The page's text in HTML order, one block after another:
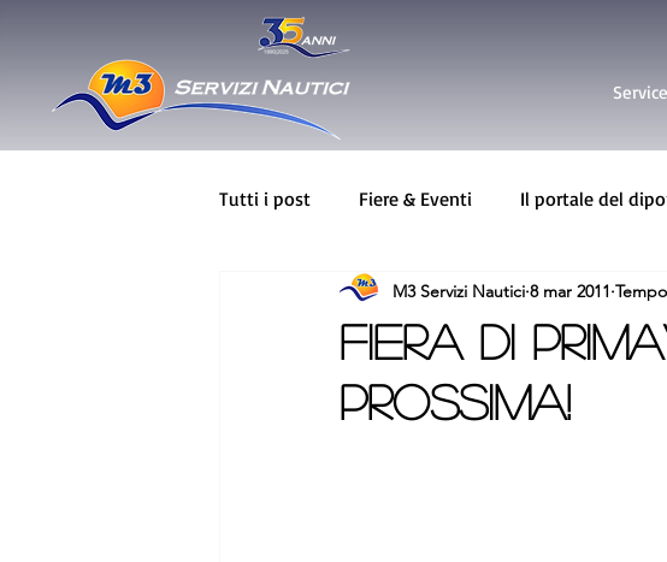
Service
Tutti i post Fiere & Eventi Il portale del
Novità Greenline Yachts
FIERA DI
prossima!
M3 Servizi Nautici 8 mar 2011